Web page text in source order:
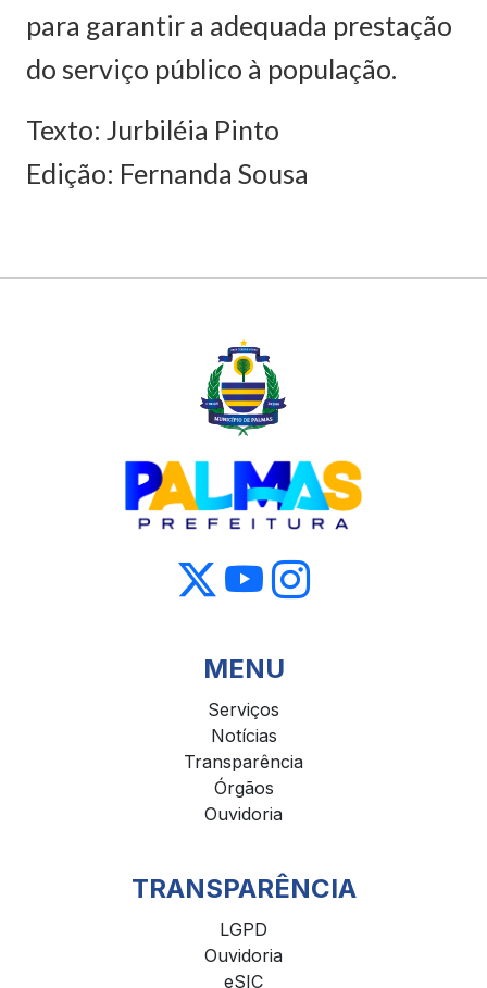
para garantir a adequada prestação
do serviço público à população.
Texto: Jurbiléia Pinto
Edição: Fernanda Sousa
MENU
Serviços
Notícias
Transparência
Órgãos
Ouvidoria
TRANSPARÊNCIA
LGPD
Ouvidoria
eSIC